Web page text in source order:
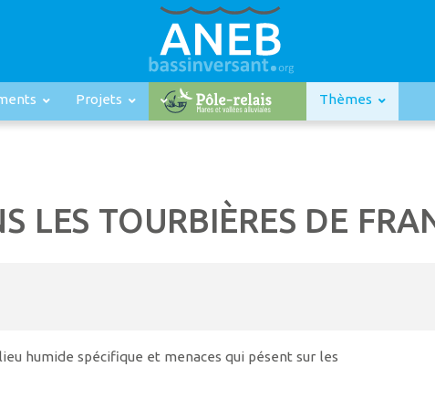
Projets Thèmes
LES TOURBIÈRES DE
humide spécifique et menaces qui pésent sur les